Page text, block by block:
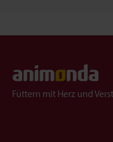
Füttern mit Herz und